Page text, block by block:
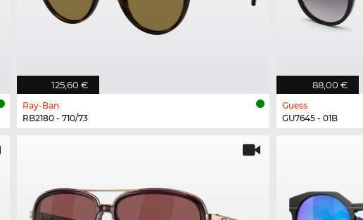
125,60 €
Ray-Ban
RB2180 - 710/73
88,00 €
Guess
GU7645 - 01B